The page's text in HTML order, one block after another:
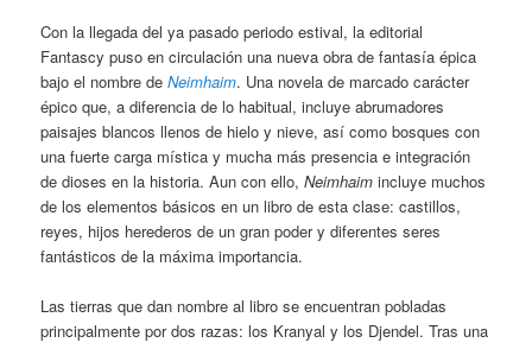
Con la llegada del ya pasado periodo estival, la editorial
Fantascy puso en circulación una nueva obra de fantasía épica
bajo el nombre deNeimhaim. Una novela de marcado carácter
épico que, a diferencia de lo habitual, incluye abrumadores
paisajes blancos llenos de hielo y nieve, así como bosques con
una fuerte carga mística y mucha más presencia e integración
de dioses en la historia. Aun con ello,Neimhaim incluye muchos
de los elementos básicos en un libro de esta clase: castillos,
reyes, hijos herederos de un gran poder y diferentes seres
fantásticos de la máxima importancia.
Las tierras que dan nombre al libro se encuentran pobladas
principalmente por dos razas: los Kranyal y los Djendel. Tras una